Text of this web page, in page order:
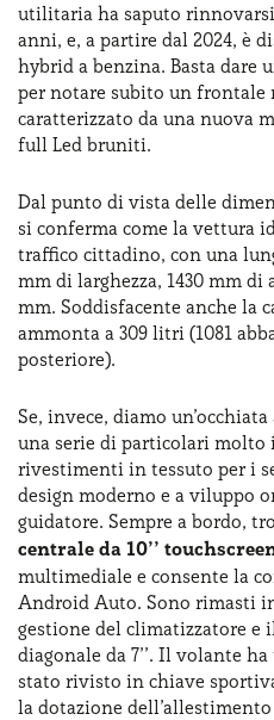
utilitaria ha saputo
anni, e, a partire dal 2024, è
hybrid a benzina. Basta dare
per notare subito un
caratterizzato da una nuova
full Led bruniti.
Dal punto di vista delle
si conferma come la vettura
traffico cittadino, con una
mm di larghezza, 1430 mm di
mm. Soddisfacente anche la
ammonta a 309 litri (1081
posteriore).
Se, invece, diamo
una serie di particolari molto
rivestimenti in tessuto per i
design moderno e a viluppo
guidatore. Sempre a bordo,
centrale da 10’’
multimediale e consente la
Android Auto. Sono rimasti
gestione del climatizzatore e
diagonale da 7’’. Il volante
stato rivisto in chiave
la dotazione